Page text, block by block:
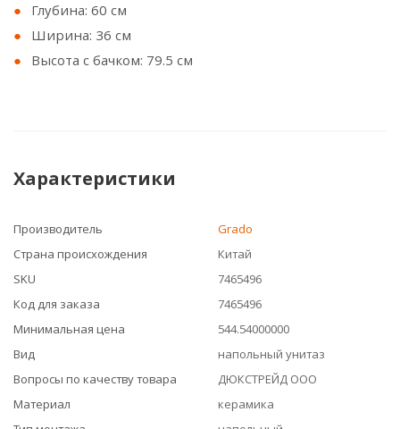
Глубина: 60 см
Ширина: 36 см
Высота с бачком: 79.5 см
Характеристики
Производитель
Grado
Страна происхождения
Китай
SKU
7465496
Код для заказа
7465496
Минимальная цена
544.54000000
Вид
напольный унитаз
Вопросы по качеству товара
ДЮКСТРЕЙД ООО
Материал
керамика